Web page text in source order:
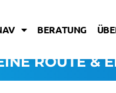
BERATUNG
ROUTE &